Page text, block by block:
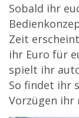
Sobald ihr
Zeit
ihr Euro für
spielt ihr
So findet ihr
Vorzügen